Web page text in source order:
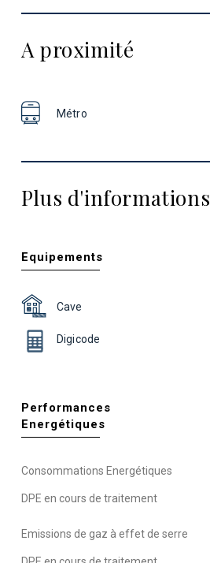
A proximité
Métro
Plus d'informations
Equipements
Cave
Digicode
Performances
Energétiques
Consommations Energétiques
DPE en cours de traitement
Emissions de gaz à effet de serre